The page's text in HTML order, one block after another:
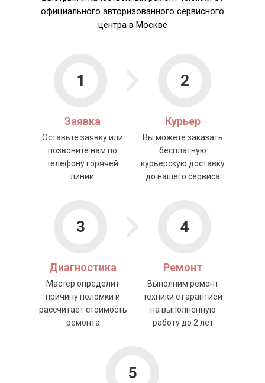
официального авторизованного сервисного
центра в Москве
1 2
3 4
5
Заявка
Оставьте заявку или
позвоните нам по
телефону горячей
линии
Курьер
Вы можете заказать
бесплатную
курьерскую доставку
до нашего сервиса
Диагностика
Мастер определит
причину поломки и
рассчитает стоимость
ремонта
Ремонт
Выполним ремонт
техники с гарантией
на выполненную
работу до 2 лет